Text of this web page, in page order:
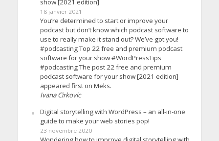
show [2021 edition]
18 janvier 2021
You’re determined to start or improve your
podcast but don’t know which podcast software to
use to really make it stand out? We’ve got you!
#podcasting Top 22 free and premium podcast
software for your show #WordPressTips
#podcasting The post 22 free and premium
podcast software for your show [2021 edition]
appeared first on Meks.
Ivana Cirkovic
Digital storytelling with WordPress – an all-in-one
guide to make your web stories pop!
23 novembre 2020